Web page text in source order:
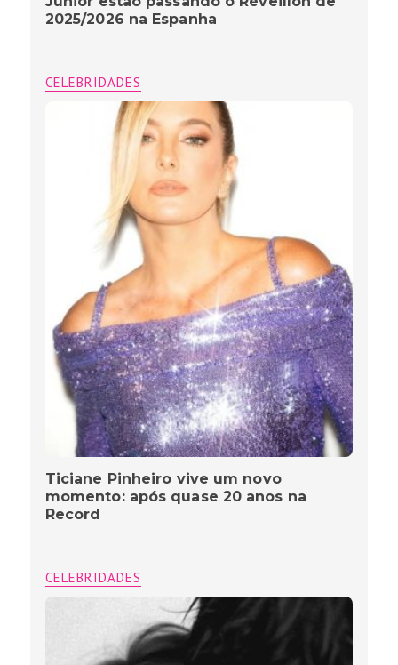
2025/2026 na Espanha
CELEBRIDADES
Ticiane Pinheiro vive um novo
momento: após quase 20 anos na
Record
CELEBRIDADES